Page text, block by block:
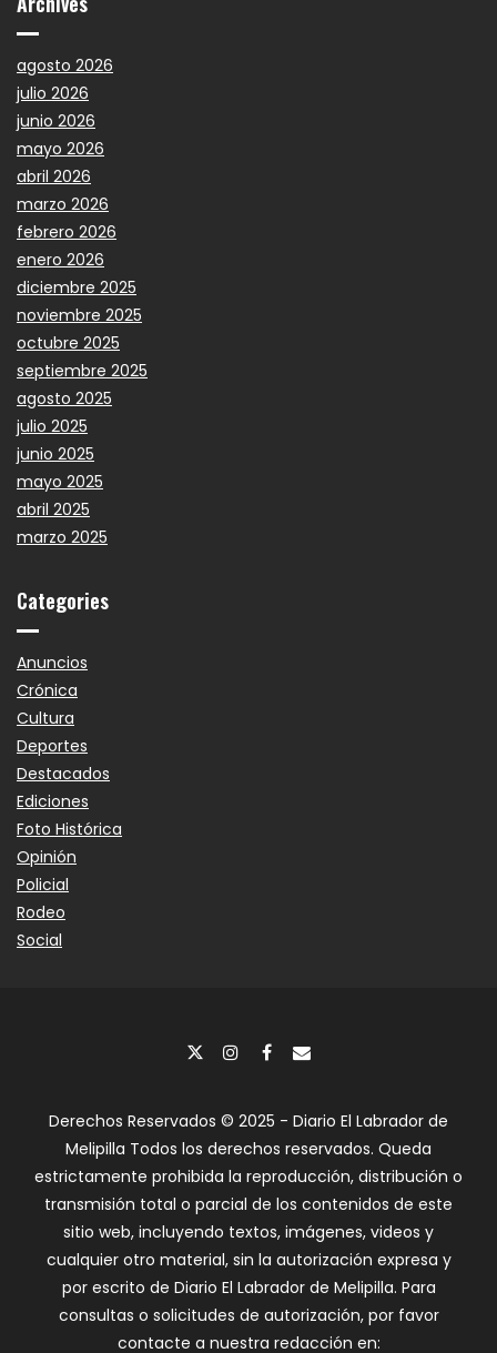
agosto 2026
julio 2026
junio 2026
mayo 2026
abril 2026
marzo 2026
febrero 2026
enero 2026
diciembre 2025
noviembre 2025
octubre 2025
septiembre 2025
agosto 2025
julio 2025
junio 2025
mayo 2025
abril 2025
marzo 2025
Categories
Anuncios
Crónica
Cultura
Deportes
Destacados
Ediciones
Foto Histórica
Opinión
Policial
Rodeo
Social
Derechos Reservados © 2025 - Diario El Labrador de
Melipilla Todos los derechos reservados. Queda
estrictamente prohibida la reproducción, distribución o
transmisión total o parcial de los contenidos de este
sitio web, incluyendo textos, imágenes, videos y
cualquier otro material, sin la autorización expresa y
por escrito de Diario El Labrador de Melipilla. Para
consultas o solicitudes de autorización, por favor
contacte a nuestra redacción en: